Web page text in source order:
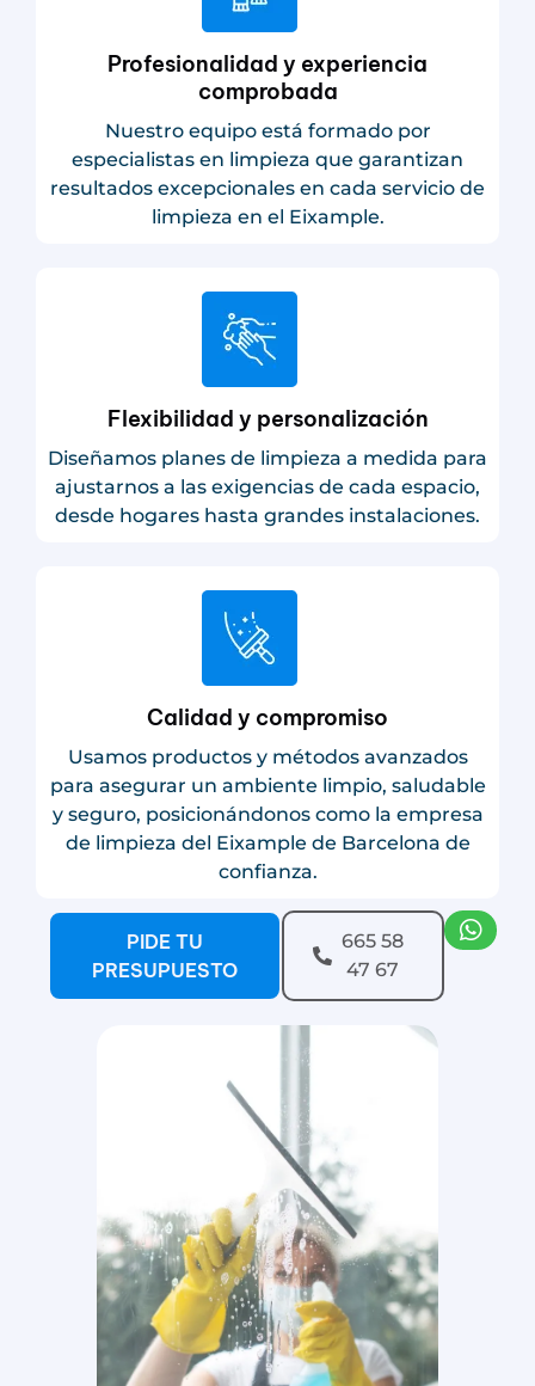
Profesionalidad y experiencia
comprobada
Nuestro equipo está formado por
especialistas en limpieza que garantizan
resultados excepcionales en cada servicio de
limpieza en el Eixample.
Flexibilidad y personalización
Diseñamos planes de limpieza a medida para
ajustarnos a las exigencias de cada espacio,
desde hogares hasta grandes instalaciones.
Calidad y compromiso
Usamos productos y métodos avanzados
para asegurar un ambiente limpio, saludable
y seguro, posicionándonos como la empresa
de limpieza del Eixample de Barcelona de
confianza.
PIDE TU
PRESUPUESTO
665 58
47 67